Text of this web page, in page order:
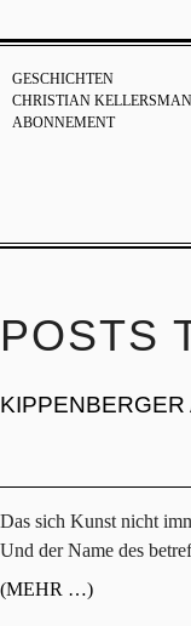
GESCHICHTEN
CHRISTIAN
ABONNEMENT
POSTS
KIPPENBERGER
Das sich Kunst nicht
Und der Name des
(MEHR …)